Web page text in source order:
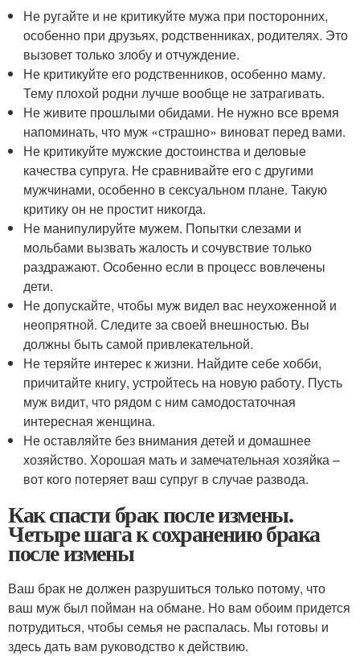
Не ругайте и не критикуйте мужа при посторонних,
особенно при друзьях, родственниках, родителях. Это
вызовет только злобу и отчуждение.
Не критикуйте его родственников, особенно маму.
Тему плохой родни лучше вообще не затрагивать.
Не живите прошлыми обидами. Не нужно все время
напоминать, что муж «страшно» виноват перед вами.
Не критикуйте мужские достоинства и деловые
качества супруга. Не сравнивайте его с другими
мужчинами, особенно в сексуальном плане. Такую
критику он не простит никогда.
Не манипулируйте мужем. Попытки слезами и
мольбами вызвать жалость и сочувствие только
раздражают. Особенно если в процесс вовлечены
дети.
Не допускайте, чтобы муж видел вас неухоженной и
неопрятной. Следите за своей внешностью. Вы
должны быть самой привлекательной.
Не теряйте интерес к жизни. Найдите себе хобби,
причитайте книгу, устройтесь на новую работу. Пусть
муж видит, что рядом с ним самодостаточная
интересная женщина.
Не оставляйте без внимания детей и домашнее
хозяйство. Хорошая мать и замечательная хозяйка –
вот кого потеряет ваш супруг в случае развода.
Как спасти брак после измены.
Четыре шага к сохранению брака
после измены
Ваш брак не должен разрушиться только потому, что
ваш муж был пойман на обмане. Но вам обоим придется
потрудиться, чтобы семья не распалась. Мы готовы и
здесь дать вам руководство к действию.